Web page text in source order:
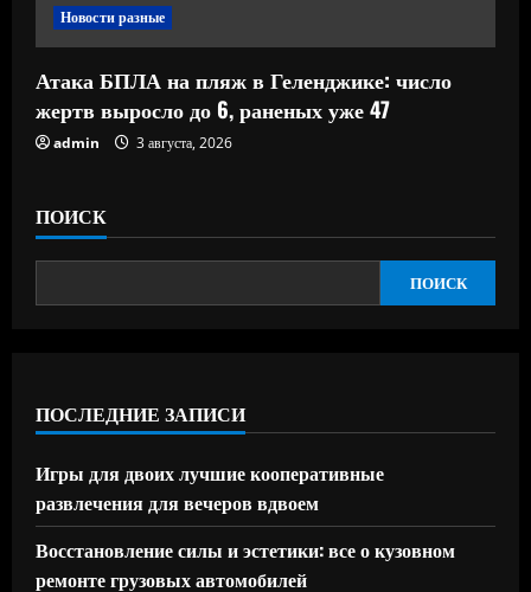
Новости разные
Атака БПЛА на пляж в Геленджике: число
жертв выросло до 6, раненых уже 47
admin 3 августа, 2026
ПОИСК
ПОИСК
ПОСЛЕДНИЕ ЗАПИСИ
Игры для двоих лучшие кооперативные
развлечения для вечеров вдвоем
Восстановление силы и эстетики: все о кузовном
ремонте грузовых автомобилей